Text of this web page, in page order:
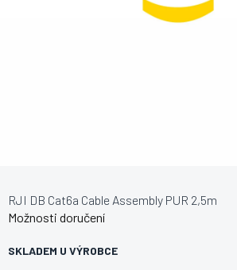
SKLADEM U VÝROBCE
Možnosti doručení
RJI DB Cat6a Cable Assembly PUR 2,5m